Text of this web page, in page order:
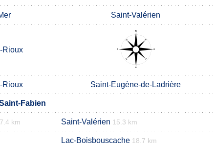
Saint-Valérien
Rioux
Rioux Saint-Eugène-de-Ladrière
Fabien
7.4 km Saint-Valérien 15.3 km
Lac-Boisbouscache 18.7 km